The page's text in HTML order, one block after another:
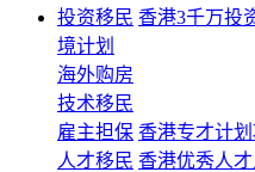
投资移民 香港3千万投
境计划
海外购房
技术移民
雇主担保 香港专才计划
人才移民 香港优秀人才